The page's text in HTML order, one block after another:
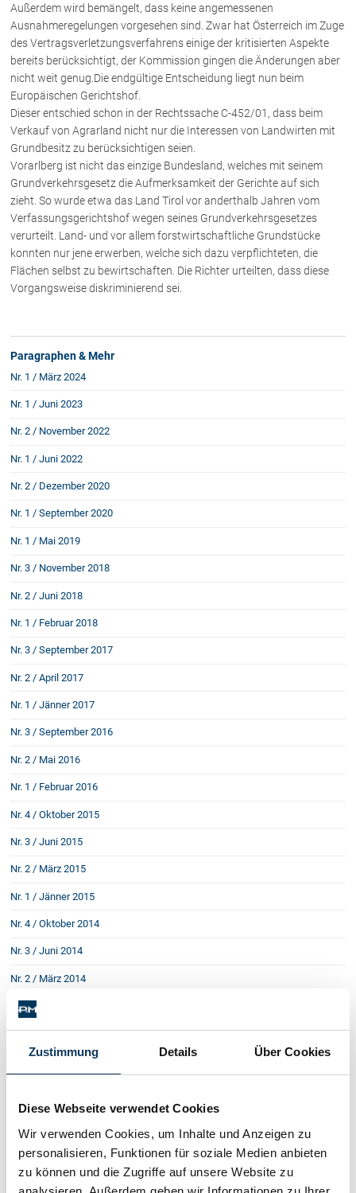
Zustimmung Details Über Cookies
Diese Webseite verwendet Cookies
Wir verwenden Cookies, um Inhalte und Anzeigen zu
personalisieren, Funktionen für soziale Medien anbieten
zu können und die Zugriffe auf unsere Website zu
Dr. Petra Piccolruaz
Mag. Patrick Piccolruaz
Dr. Roland Piccolruaz †
Mag. Raphaela Klotz
Rechtsnews
Publikationen
Paragraphen & Mehr
Vorarlberg Online
NOVUM
Familie
Wichtige Vertragsklauseln bei Kauf-
Check dein Recht/Erbrecht
Schenkung von Immobilien
Checklisten: Haus-, Wohnungs- und
Grundstückkauf
Checkliste: Immobilienertragssteuer
Checkliste: Mietvertrag
Person
Kontakt
Außerdem wird bemängelt, dass keine angemessenen
Ausnahmeregelungen vorgesehen sind. Zwar hat Österreich im Zuge
des Vertragsverletzungsverfahrens einige der kritisierten Aspekte
bereits berücksichtigt, der Kommission gingen die Änderungen aber
nicht weit genug.Die endgültige Entscheidung liegt nun beim
Europäischen Gerichtshof.
Dieser entschied schon in der Rechtssache C-452/01, dass beim
Verkauf von Agrarland nicht nur die Interessen von Landwirten mit
Grundbesitz zu berücksichtigen seien.
Vorarlberg ist nicht das einzige Bundesland, welches mit seinem
Grundverkehrsgesetz die Aufmerksamkeit der Gerichte auf sich
zieht. So wurde etwa das Land Tirol vor anderthalb Jahren vom
Verfassungsgerichtshof wegen seines Grundverkehrsgesetzes
verurteilt. Land- und vor allem forstwirtschaftliche Grundstücke
konnten nur jene erwerben, welche sich dazu verpflichteten, die
Flächen selbst zu bewirtschaften. Die Richter urteilten, dass diese
Vorgangsweise diskriminierend sei.
Paragraphen & Mehr
Nr. 1 / März 2024
Nr. 1 / Juni 2023
Nr. 2 / November 2022
Nr. 1 / Juni 2022
Nr. 2 / Dezember 2020
Nr. 1 / September 2020
Nr. 1 / Mai 2019
Nr. 3 / November 2018
Nr. 2 / Juni 2018
Nr. 1 / Februar 2018
Nr. 3 / September 2017
Nr. 2 / April 2017
Nr. 1 / Jänner 2017
Nr. 3 / September 2016
Nr. 2 / Mai 2016
Nr. 1 / Februar 2016
Nr. 4 / Oktober 2015
Nr. 3 / Juni 2015
Nr. 2 / März 2015
Nr. 1 / Jänner 2015
Nr. 4 / Oktober 2014
Nr. 3 / Juni 2014
Nr. 2 / März 2014
Nr. 1 / Jänner 2014
Nr. 3 / September 2013
Nr. 4 / Dezember 2012
Nr. 2 / Juni 2012